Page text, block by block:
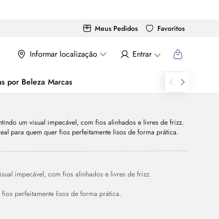
Meus Pedidos Favoritos
Informar localização Entrar
por Beleza Marcas
impecável, com fios alinhados e livres de frizz.
perfeitamente lisos de forma prática.